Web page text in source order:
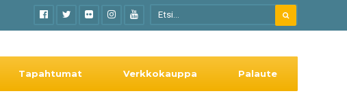
Tapahtumat Verkkokauppa Palaute